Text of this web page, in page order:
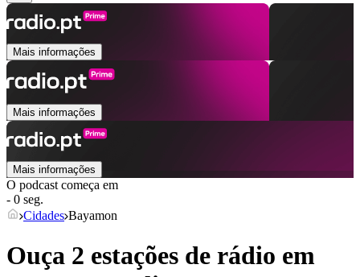
Mais informações
Mais informações
Mais informações
O podcast começa em
- 0 seg.
Cidades Bayamon
Ouça 2 estações de rádio em